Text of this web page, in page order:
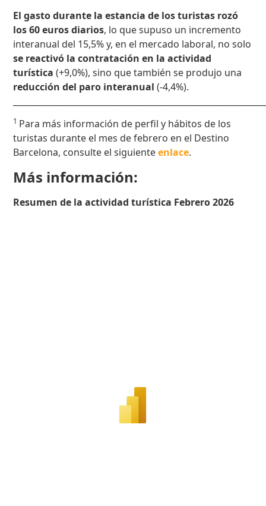
El gasto durante la estancia de los turistas rozó
los 60 euros diarios, lo que supuso un incremento
interanual del 15,5% y, en el mercado laboral, no solo
se reactivó la contratación en la actividad
turística (+9,0%), sino que también se produjo una
reducción del paro interanual (-4,4%).
1 Para más información de perfil y hábitos de los
turistas durante el mes de febrero en el Destino
Barcelona, consulte el siguienteenlace.
Más información:
Resumen de la actividad turística Febrero 2026